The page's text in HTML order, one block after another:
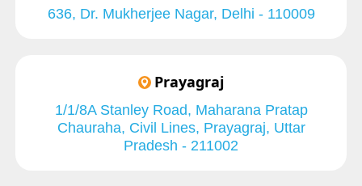
636, Dr. Mukherjee Nagar, Delhi - 110009
Prayagraj
1/1/8A Stanley Road, Maharana Pratap
Chauraha, Civil Lines, Prayagraj, Uttar
Pradesh - 211002